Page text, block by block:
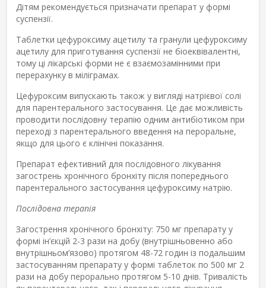
Дітям рекомендується призначати препарат у формі
суспензії.
Таблетки цефуроксиму ацетилу та гранули цефуроксиму
ацетилу для приготування суспензії не біоеквівалентні,
тому ці лікарські форми не є взаємозамінними при
перерахунку в міліграмах.
Цефуроксим випускають також у вигляді натрієвої солі
для парентерального застосування. Це дає можливість
проводити послідовну терапію одним антибіотиком при
переході з парентерального введення на пероральне,
якщо для цього є клінічні показання.
Препарат ефективний для послідовного лікування
загострень хронічного бронхіту після попереднього
парентерального застосування цефуроксиму натрію.
Послідовна терапія
Загострення хронічного бронхіту: 750 мг препарату у
формі ін’єкцій 2-3 рази на добу (внутрішньовенно або
внутрішньом’язово) протягом 48-72 годин із подальшим
застосуванням препарату у формі таблеток по 500 мг 2
рази на добу перорально протягом 5-10 днів. Тривалість